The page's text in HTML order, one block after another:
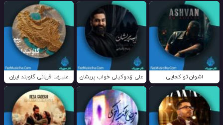
اشوان تو کجایی علی زندوکیلی خواب پریشان علیرضا قربانی گلوبند ایران